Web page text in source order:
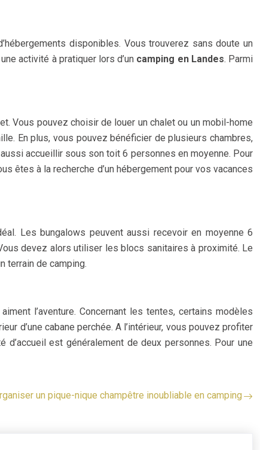
disponibles. Vous trouverez sans doute un
activité à pratiquer lors d’un camping en Landes. Parmi
Vous pouvez choisir de louer un chalet ou un mobil-home
En plus, vous pouvez bénéficier de plusieurs chambres,
accueillir sous son toit 6 personnes en moyenne. Pour
êtes à la recherche d’un hébergement pour vos vacances
Les bungalows peuvent aussi recevoir en moyenne 6
devez alors utiliser les blocs sanitaires à proximité. Le
terrain de camping.
l’aventure. Concernant les tentes, certains modèles
d’une cabane perchée. A l’intérieur, vous pouvez profiter
est généralement de deux personnes. Pour une
un pique-nique champêtre inoubliable en camping